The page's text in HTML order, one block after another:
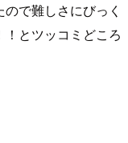
で難しさにびっく
とツッコミどころ